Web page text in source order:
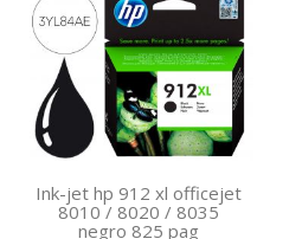
Ink-jet hp 912 xl officejet
8010 / 8020 / 8035
negro 825 pag